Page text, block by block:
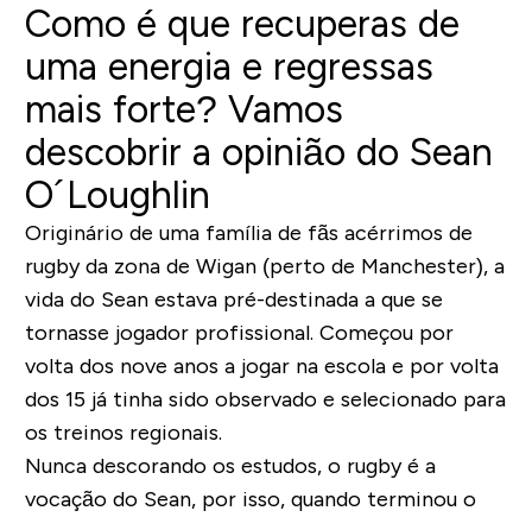
Como é que recuperas de
uma energia e regressas
mais forte? Vamos
descobrir a opinião do Sean
O´Loughlin
Originário de uma família de fãs acérrimos de
rugby da zona de Wigan (perto de Manchester), a
vida do Sean estava pré-destinada a que se
tornasse jogador profissional. Começou por
volta dos nove anos a jogar na escola e por volta
dos 15 já tinha sido observado e selecionado para
os treinos regionais.
Nunca descorando os estudos, o rugby é a
vocação do Sean, por isso, quando terminou o